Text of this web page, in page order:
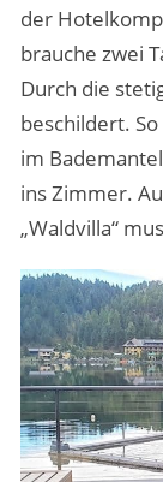
der
brauche zwei
Durch die
beschildert.
im
ins Zimmer.
„Waldvilla“